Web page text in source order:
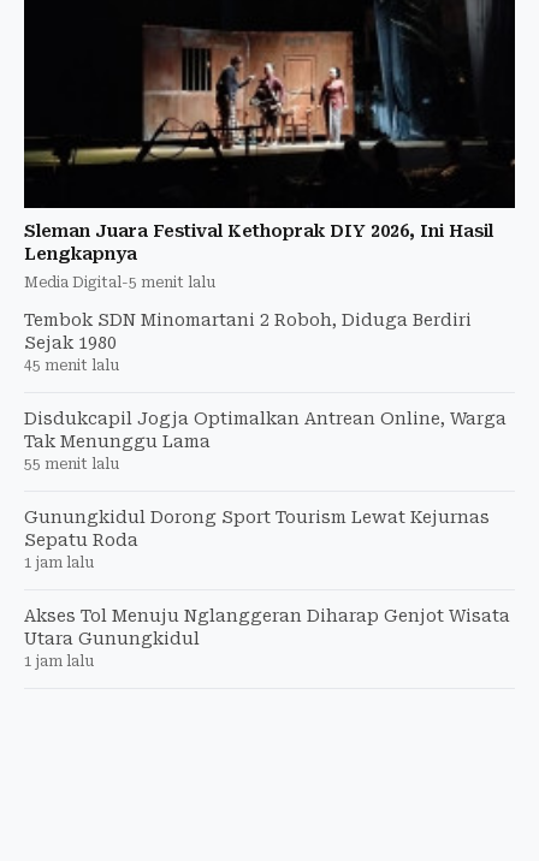
Sleman Juara Festival Kethoprak DIY 2026, Ini Hasil
Lengkapnya
Media Digital-5 menit lalu
Tembok SDN Minomartani 2 Roboh, Diduga Berdiri
Sejak 1980
45 menit lalu
Disdukcapil Jogja Optimalkan Antrean Online, Warga
Tak Menunggu Lama
55 menit lalu
Gunungkidul Dorong Sport Tourism Lewat Kejurnas
Sepatu Roda
1 jam lalu
Akses Tol Menuju Nglanggeran Diharap Genjot Wisata
Utara Gunungkidul
1 jam lalu